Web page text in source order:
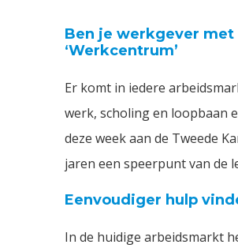
Ben je werkgever
‘Werkcentrum’
Er komt in iedere
werk, scholing en loopbaan
deze week aan de Tweede
jaren een speerpunt van de
Eenvoudiger hulp
In de huidige arbeidsmarkt